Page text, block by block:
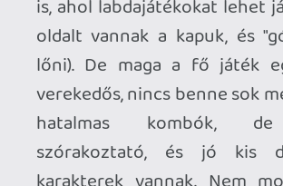
Space Jam 2-ből, meg egyéb
sorozatokból. Alapból csak néhány
elérhető, a többit úgy kell megnyitni -
szerencsére rövid farmolás után simán
megvehetők "játékpénzért", nem kell
igazi valutát költeni rájuk. :) Full
multiplayer a cucc, szóval nincs benne
árkád vagy sztori mód, egyedül lehet